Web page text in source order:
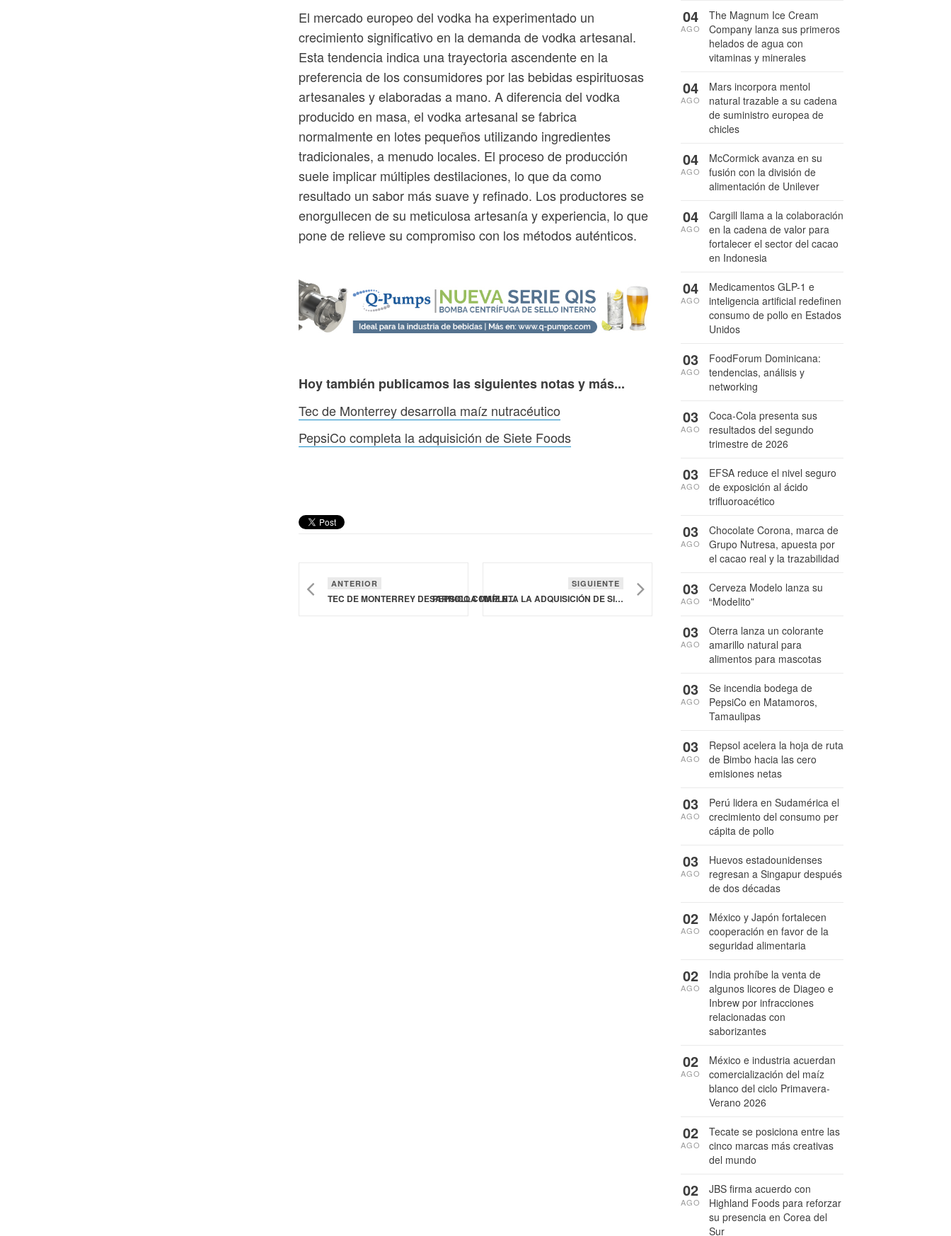
El mercado europeo del vodka ha experimentado un
crecimiento significativo en la demanda de vodka artesanal.
Esta tendencia indica una trayectoria ascendente en la
preferencia de los consumidores por las bebidas espirituosas
artesanales y elaboradas a mano. A diferencia del vodka
producido en masa, el vodka artesanal se fabrica
normalmente en lotes pequeños utilizando ingredientes
tradicionales, a menudo locales. El proceso de producción
suele implicar múltiples destilaciones, lo que da como
resultado un sabor más suave y refinado. Los productores se
enorgullecen de su meticulosa artesanía y experiencia, lo que
pone de relieve su compromiso con los métodos auténticos.
Hoy también publicamos las siguientes notas y más...
Tec de Monterrey desarrolla maíz nutracéutico
PepsiCo completa la adquisición de Siete Foods
ANTERIOR
TEC DE MONTERREY DESARROLLA MAÍZ NUTRACÉUTICO
SIGUIENTE
PEPSICO COMPLETA LA ADQUISICIÓN DE SIETE FOODS
The Magnum Ice Cream
Company lanza sus primeros
helados de agua con
vitaminas y minerales
04
AGO
Mars incorpora mentol
natural trazable a su cadena
de suministro europea de
chicles
04
AGO
McCormick avanza en su
fusión con la división de
alimentación de Unilever
04
AGO
Cargill llama a la colaboración
en la cadena de valor para
fortalecer el sector del cacao
en Indonesia
04
AGO
Medicamentos GLP-1 e
inteligencia artificial redefinen
consumo de pollo en Estados
Unidos
04
AGO
FoodForum Dominicana:
tendencias, análisis y
networking
03
AGO
Coca-Cola presenta sus
resultados del segundo
trimestre de 2026
03
AGO
EFSA reduce el nivel seguro
de exposición al ácido
trifluoroacético
03
AGO
Chocolate Corona, marca de
Grupo Nutresa, apuesta por
el cacao real y la trazabilidad
03
AGO
Cerveza Modelo lanza su
“Modelito”
03
AGO
Oterra lanza un colorante
amarillo natural para
alimentos para mascotas
03
AGO
Se incendia bodega de
PepsiCo en Matamoros,
Tamaulipas
03
AGO
Repsol acelera la hoja de ruta
de Bimbo hacia las cero
emisiones netas
03
AGO
Perú lidera en Sudamérica el
crecimiento del consumo per
cápita de pollo
03
AGO
Huevos estadounidenses
regresan a Singapur después
de dos décadas
03
AGO
México y Japón fortalecen
cooperación en favor de la
seguridad alimentaria
02
AGO
India prohíbe la venta de
algunos licores de Diageo e
Inbrew por infracciones
relacionadas con
saborizantes
02
AGO
México e industria acuerdan
comercialización del maíz
blanco del ciclo Primavera-
Verano 2026
02
AGO
Tecate se posiciona entre las
cinco marcas más creativas
del mundo
02
AGO
JBS firma acuerdo con
Highland Foods para reforzar
su presencia en Corea del
Sur
02
AGO